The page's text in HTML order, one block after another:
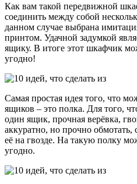
Как вам такой передвижной
соединить между собой
данном случае выбрана
принтом. Удачной задумкой
ящику. В итоге этот шкафчик
угодно!
Самая простая идея того, что
ящиков – это полка. Для того,
один ящик, прочная верёвка,
аккуратно, но прочно обмотать,
её на гвозде. На такую полку
угодно.